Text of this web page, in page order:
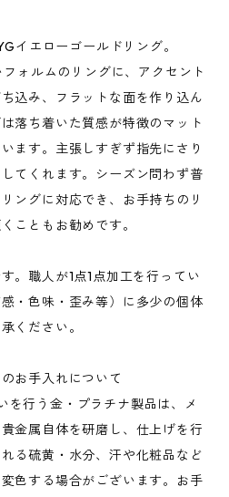
イエローゴールドリング。
ォルムのリングに、アクセント
込み、フラットな面を作り込ん
落ち着いた質感が特徴のマット
ます。主張しすぎず指先にさり
てくれます。シーズン問わず普
ングに対応でき、お手持ちのリ
こともお勧めです。
。職人が1点1点加工を行ってい
・色味・歪み等）に多少の個体
ください。
お手入れについて
を行う金・プラチナ製品は、メ
金属自体を研磨し、仕上げを行
る硫黄・水分、汗や化粧品など
色する場合がございます。お手